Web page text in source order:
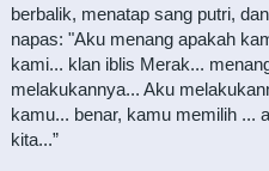
berbalik, menatap sang putri,
napas: "Aku menang apakah
kami... klan iblis Merak...
melakukannya... Aku
kamu... benar, kamu memilih ...
kita...”